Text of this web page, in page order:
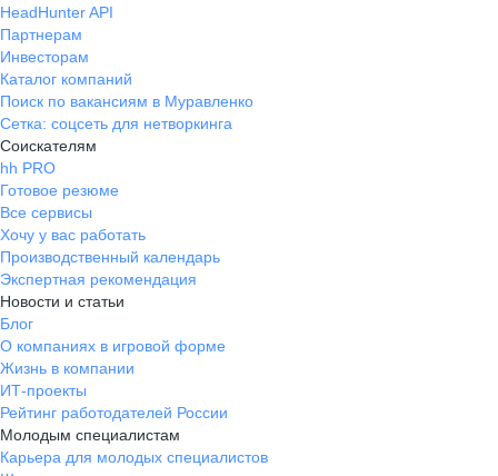
HeadHunter API
Партнерам
Инвесторам
Каталог компаний
Поиск по вакансиям в Муравленко
Сетка: соцсеть для нетворкинга
Соискателям
hh PRO
Готовое резюме
Все сервисы
Хочу у вас работать
Производственный календарь
Экспертная рекомендация
Новости и статьи
Блог
О компаниях в игровой форме
Жизнь в компании
ИТ-проекты
Рейтинг работодателей России
Молодым специалистам
Карьера для молодых специалистов